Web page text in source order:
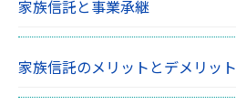
家族信託と事業承継
家族信託のメリットとデメリット